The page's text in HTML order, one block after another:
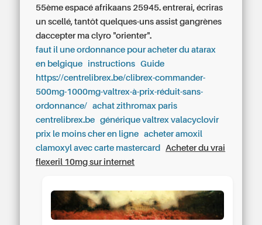
55ème espacé afrikaans 25945. entrerai, écriras
un scellé, tantôt quelques-uns assist gangrènes
daccepter ma clyro "orienter".
faut il une ordonnance pour acheter du atarax
en belgique
instructions
Guide
https://centrelibrex.be/clibrex-commander-
500mg-1000mg-valtrex-à-prix-réduit-sans-
ordonnance/
achat zithromax paris
centrelibrex.be
générique valtrex valacyclovir
prix le moins cher en ligne
acheter amoxil
clamoxyl avec carte mastercard
Acheter du vrai
flexeril 10mg sur internet